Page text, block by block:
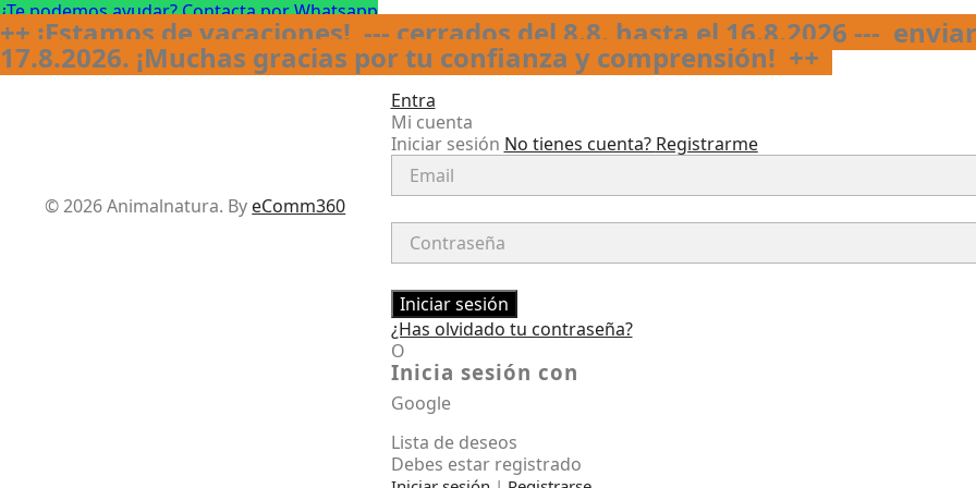
¿Te podemos ayudar? Contacta por Whatsapp
++ ¡Estamos de vacaciones! --- cerrados del 8.8. hasta el 16.8.2026 ---
17.8.2026. ¡Muchas gracias por tu confianza y comprensión! ++
© 2026 Animalnatura. By eComm360
Entra
Mi cuenta
Iniciar sesión No tienes cuenta? Registrarme
Iniciar sesión
¿Has olvidado tu contraseña?
O
Inicia sesión con
Google
Lista de deseos
Debes estar registrado